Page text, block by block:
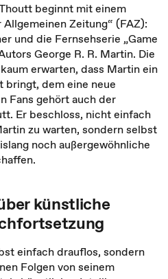
beginnt mit einem
Zeitung“ (FAZ):
und die Fernsehserie „Game
George R. R. Martin. Die
erwarten, dass Martin ein
bringt, dem eine neue
Fans gehört auch der
Er beschloss, nicht einfach
zu warten, sondern selbst
noch außergewöhnliche
künstliche
einfach drauflos, sondern
Folgen von seinem